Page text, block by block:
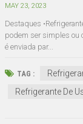
MAY 23, 2023
Destaques
podem ser simples ou
é enviada par...
TAG :
Refrigerante De